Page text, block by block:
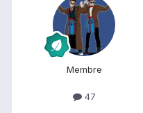
Membre
47